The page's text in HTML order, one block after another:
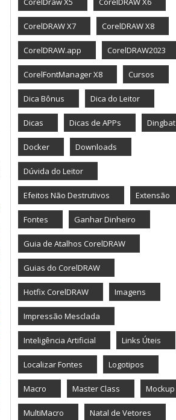
CorelDRAW X7 CorelDRAW X8
CorelDRAW.app CorelDRAW2023
CorelFontManager X8 Cursos
Dica Bônus Dica do Leitor
Dicas Dicas de APPs Dingbat
Docker Downloads
Dúvida do Leitor
Efeitos Não Destrutivos Extensão
Fontes Ganhar Dinheiro
Guia de Atalhos CorelDRAW
Guias do CorelDRAW
Hotfix CorelDRAW Imagens
Impressão Mesclada
Inteligência Artificial Links Úteis
Localizar Fontes Logotipos
Macro Master Class Mockup
MultiMacro Natal de Vetores